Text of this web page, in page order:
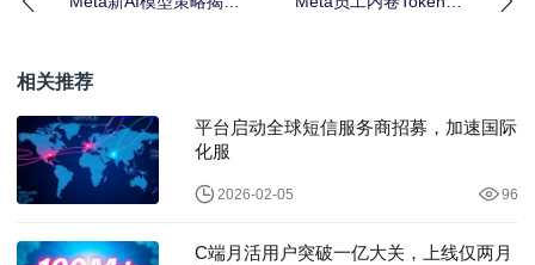
相关推荐
平台启动全球短信服务商招募，加速国际
化服
2026-02-05 96
C端月活用户突破一亿大关，上线仅两月